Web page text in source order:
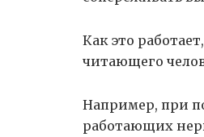
Как это
читающего
Например, при
работающих